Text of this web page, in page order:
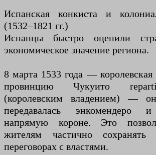
Испанская конкиста и
(1532–1821 гг.)
Испанцы быстро оценили
экономическое значение региона.
8 марта 1533 года — королевская
провинцию Чукуито
(королевским владением) —
передавалась энкомендеро и
напрямую короне. Это
жителям частично
переговорах с властями.